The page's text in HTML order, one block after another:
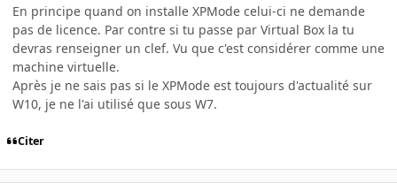
En principe quand on installe XPMode celui-ci ne demande
pas de licence. Par contre si tu passe par Virtual Box la tu
devras renseigner un clef. Vu que c'est considérer comme une
machine virtuelle.
Après je ne sais pas si le XPMode est toujours d'actualité sur
W10, je ne l'ai utilisé que sous W7.
Citer